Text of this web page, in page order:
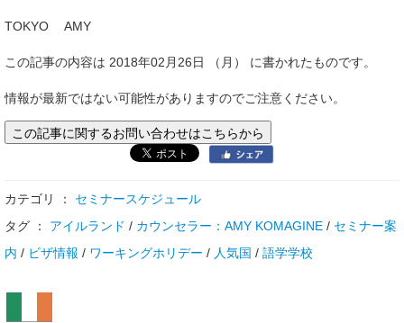
TOKYO AMY
この記事の内容は 2018年02月26日 （月） に書かれたものです。
情報が最新ではない可能性がありますのでご注意ください。
この記事に関するお問い合わせはこちらから
カテゴリ ： セミナースケジュール
タグ ： アイルランド / カウンセラー：AMY KOMAGINE / セミナー案
内 / ビザ情報 / ワーキングホリデー / 人気国 / 語学学校